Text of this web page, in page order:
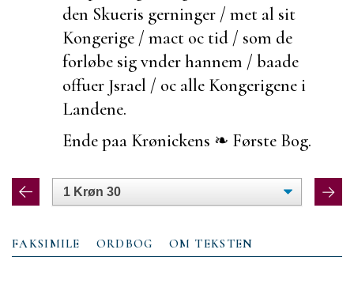
den Skueris gerninger / met al sit
Kongerige / mact oc tid / som de
forløbe sig vnder hannem / baade
offuer Jsrael / oc alle Kongerigene i
Landene.
Ende paa Krønickens ❧ Første Bog.
FAKSIMILE ORDBOG OM TEKSTEN